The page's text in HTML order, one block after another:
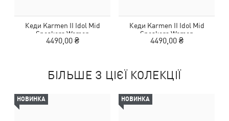
Кеди Karmen II Idol Mid
Sneakers Women
4490,00 ₴
Кеди Karmen II Idol Mid
Sneakers Women
4490,00 ₴
БІЛЬШЕ З ЦІЄЇ КОЛЕКЦІЇ
НОВИНКА НОВИНКА